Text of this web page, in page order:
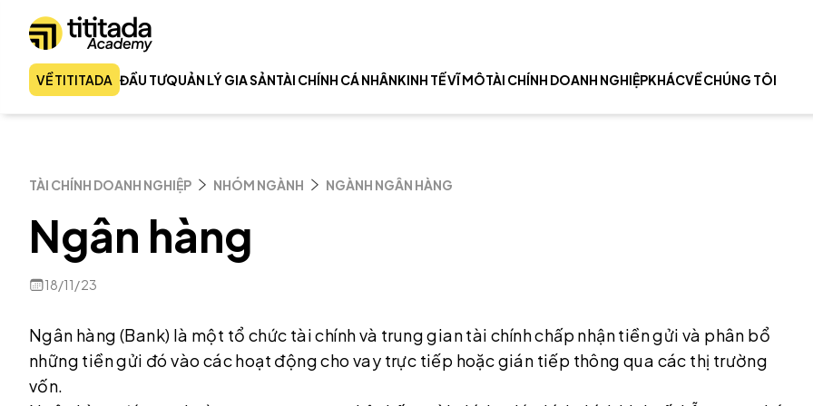
VỀ TITITADA ĐẦU TƯQUẢN LÝ GIA SẢNTÀI CHÍNH CÁ NHÂNKINH TẾ VĨ MÔTÀI CHÍNH DOANH NGHIỆPKHÁCVỀ CHÚNG TÔI
TÀI CHÍNH DOANH NGHIỆP NHÓM NGÀNH NGÀNH NGÂN HÀNG
Ngân hàng
18/11/23
Ngân hàng (Bank) là một tổ chức tài chính và trung gian tài chính chấp nhận tiền gửi và phân bổ
những tiền gửi đó vào các hoạt động cho vay trực tiếp hoặc gián tiếp thông qua các thị trường
vốn.